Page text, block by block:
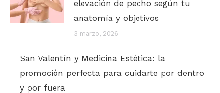
elevación de pecho según tu
anatomía y objetivos
3 marzo, 2026
San Valentín y Medicina Estética: la
promoción perfecta para cuidarte por dentro
y por fuera